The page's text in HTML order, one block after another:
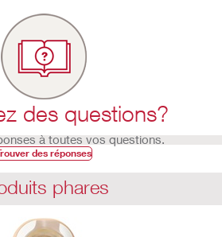
des questions?
à toutes vos questions.
des réponses
phares